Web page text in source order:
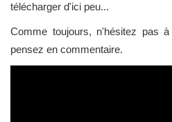
télécharger d'ici peu...
Comme toujours, n'hésitez pas
pensez en commentaire.